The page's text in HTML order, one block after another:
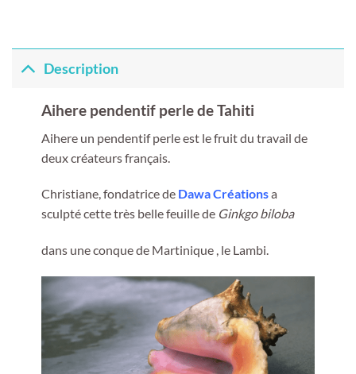
Description
Aihere pendentif perle de Tahiti
Aihere un pendentif perle est le fruit du travail de
deux créateurs français.
Christiane, fondatrice de Dawa Créationsa
sculpté cette très belle feuille de Ginkgo biloba
dans une conque de Martinique , le Lambi.